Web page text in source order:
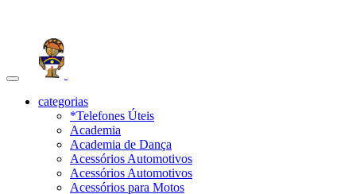
Toggle
navigationcategorias
*Telefones Úteis
Academia
Academia de Dança
Acessórios Automotivos
Acessórios Automotivos
Acessórios para Motos